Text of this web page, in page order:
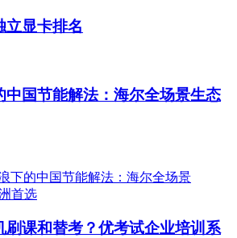
立显卡排名
国节能解法：海尔全场景生态
刷课和替考？优考试企业培训系